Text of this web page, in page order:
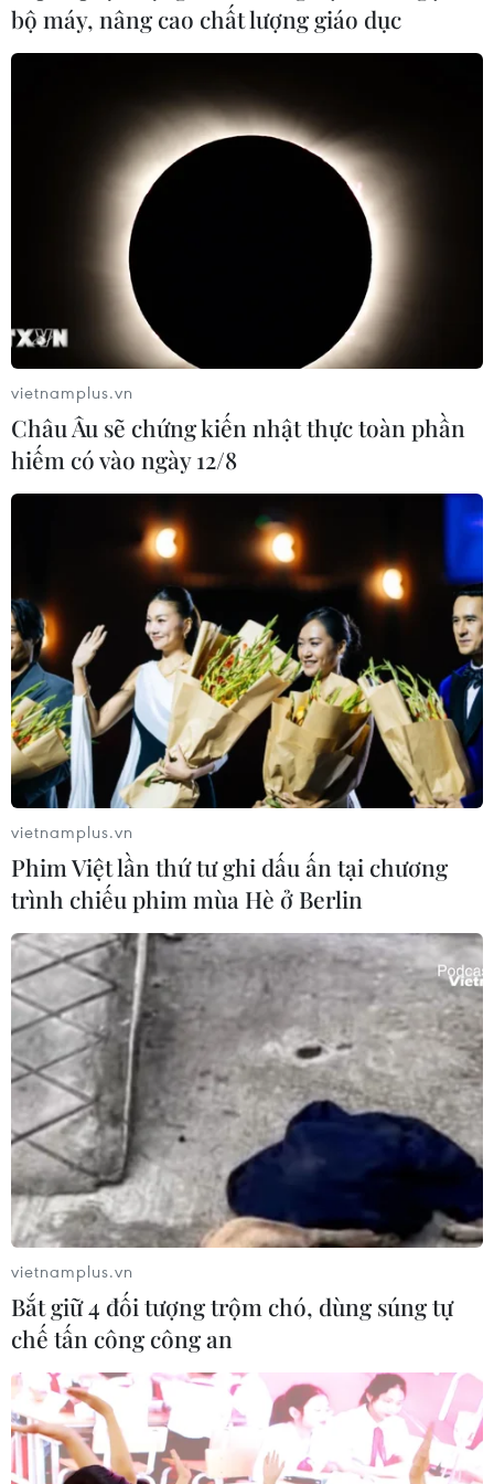
CapitaLand Development khởi công dự án
nhà ở The Senique Hanoi
Lấy cảm hứng từ nét văn hóa kiến trúc mây tre đan
truyền thống và đương đại, dự án nhà ở The Senique
Hanoi là sự kết hợp và là tác phẩm độc bản ghi dấu ấn
“Đông” - “Tây” ngay trong lòng Thủ đô Hà Nội.
CapitaLand Development chạm mốc 99%
căn hộ bán ra tại dự án Lumi Hanoi
15/10/2024 02:08
Dự án Lumi Hanoi nằm trong kế hoạch bổ sung 11.000
căn hộ tại Việt Nam của CLD trong 5 năm tới, hướng tới
mục tiêu đạt 27.000 căn hộ chất lượng vào năm 2028.
bộ máy, nâng cao chất lượng giáo dục
vietnamplus.vn
Châu Âu sẽ chứng kiến nhật thực toàn phần
hiếm có vào ngày 12/8
vietnamplus.vn
Phim Việt lần thứ tư ghi dấu ấn tại chương
trình chiếu phim mùa Hè ở Berlin
vietnamplus.vn
Bắt giữ 4 đối tượng trộm chó, dùng súng tự
chế tấn công công an